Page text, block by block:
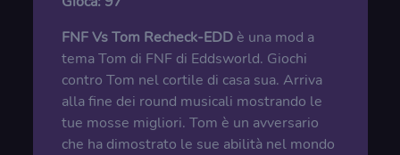
FNF Vs Tom Recheck-EDDè una mod a
tema Tom di FNF di Eddsworld. Giochi
contro Tom nel cortile di casa sua. Arriva
alla fine dei round musicali mostrando le
tue mosse migliori. Tom è un avversario
che ha dimostrato le sue abilità nel mondo